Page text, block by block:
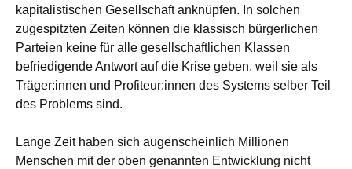
kapitalistischen Gesellschaft anknüpfen. In solchen
zugespitzten Zeiten können die klassisch bürgerlichen
Parteien keine für alle gesellschaftlichen Klassen
befriedigende Antwort auf die Krise geben, weil sie als
Träger:innen und Profiteur:innen des Systems selber Teil
des Problems sind.
Lange Zeit haben sich augenscheinlich Millionen
Menschen mit der oben genannten Entwicklung nicht